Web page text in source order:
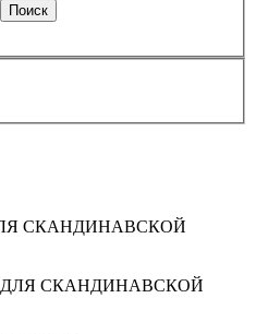
Поиск
СКАНДИНАВСКОЙ